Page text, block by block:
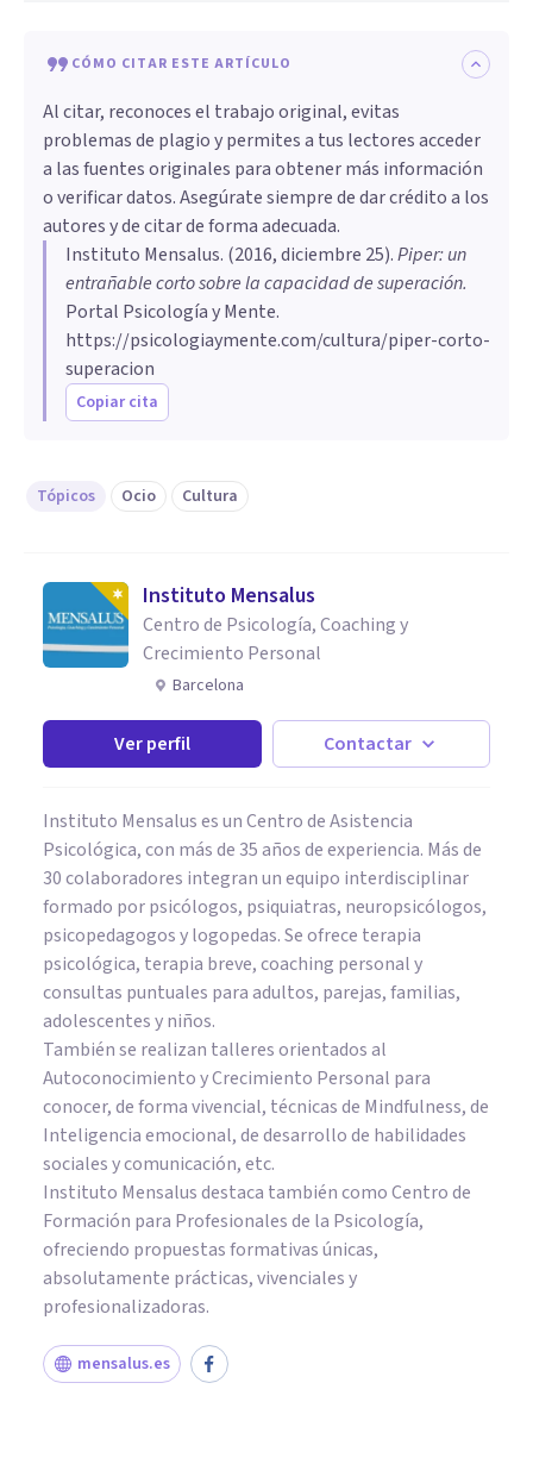
CÓMO CITAR ESTE ARTÍCULO
Al citar, reconoces el trabajo original, evitas
problemas de plagio y permites a tus lectores acceder
a las fuentes originales para obtener más información
o verificar datos. Asegúrate siempre de dar crédito a los
autores y de citar de forma adecuada.
Instituto Mensalus. (2016, diciembre 25).Piper: un
entrañable corto sobre la capacidad de superación.
Portal Psicología y Mente.
https://psicologiaymente.com/cultura/piper-corto-
superacion
Copiar cita
Tópicos Ocio Cultura
Instituto Mensalus
Centro de Psicología, Coaching y
Crecimiento Personal
Barcelona
Ver perfil Contactar
Instituto Mensalus es un Centro de Asistencia
Psicológica, con más de 35 años de experiencia. Más de
30 colaboradores integran un equipo interdisciplinar
formado por psicólogos, psiquiatras, neuropsicólogos,
psicopedagogos y logopedas. Se ofrece terapia
psicológica, terapia breve, coaching personal y
consultas puntuales para adultos, parejas, familias,
adolescentes y niños.
También se realizan talleres orientados al
Autoconocimiento y Crecimiento Personal para
conocer, de forma vivencial, técnicas de Mindfulness, de
Inteligencia emocional, de desarrollo de habilidades
sociales y comunicación, etc.
Instituto Mensalus destaca también como Centro de
Formación para Profesionales de la Psicología,
ofreciendo propuestas formativas únicas,
absolutamente prácticas, vivenciales y
profesionalizadoras.
mensalus.es